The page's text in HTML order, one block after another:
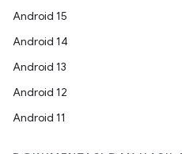
Android 15
Android 14
Android 13
Android 12
Android 11